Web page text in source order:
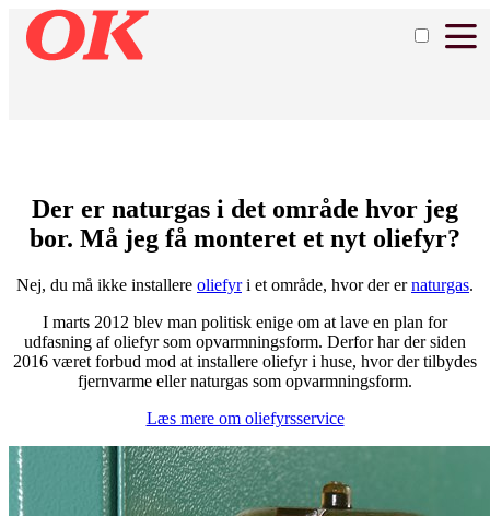
Der er naturgas i det område hvor jeg
bor. Må jeg få monteret et nyt oliefyr?
Nej, du må ikke installere oliefyri et område, hvor der ernaturgas.
I marts 2012 blev man politisk enige om at lave en plan for
udfasning af oliefyr som opvarmningsform. Derfor har der siden
2016 været forbud mod at installere oliefyr i huse, hvor der tilbydes
fjernvarme eller naturgas som opvarmningsform.
Læs mere om oliefyrsservice